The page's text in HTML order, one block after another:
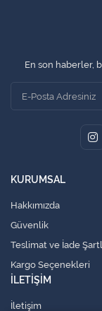
En son haberler,
KURUMSAL
Hakkımızda
Güvenlik
Teslimat ve İade
Kargo Seçenekleri
İLETİŞİM
İletişim